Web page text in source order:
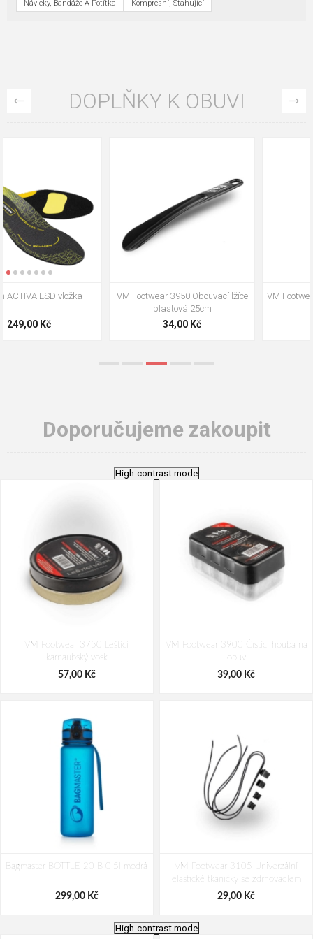
Návleky, Bandáže A Potítka Kompresní, Stahující
DOPLŇKY K OBUVI
VM Footwear 3009 Vkládací stélka
VM Footwear 3102 Tkaničky
Doporučujeme zakoupit
High-contrast mode
VM Footwear 3750 Leštící
karnaubský vosk
57,00 Kč
VM Footwear 3900 Čistící houba na
obuv
39,00 Kč
Bagmaster BOTTLE 20 B 0,5l modrá
299,00 Kč
VM Footwear 3105 Univerzální
elastické tkaničky se zdrhovadlem
29,00 Kč
High-contrast mode